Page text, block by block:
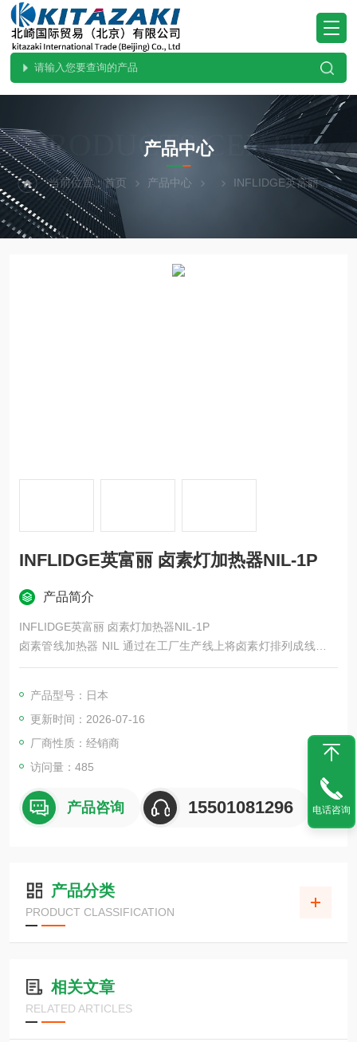
PRODUCTS CENTER
产品中心
当前位置：首页 产品中心 INFLIDGE英富丽 日
INFLIDGE英富丽 卤素灯加热器NIL-1P
产品简介
INFLIDGE英富丽 卤素灯加热器NIL-1P
卤素管线加热器 NIL 通过在工厂生产线上将卤素灯排列成线形、
预热和恒温加热一定时间，适用于熔化长卷（树脂）的加热。
产品型号：日本
更新时间：2026-07-16
厂商性质：经销商
访问量：485
产品咨询 15501081296
产品分类
PRODUCT CLASSIFICATION
相关文章
RELATED ARTICLES
电话咨询